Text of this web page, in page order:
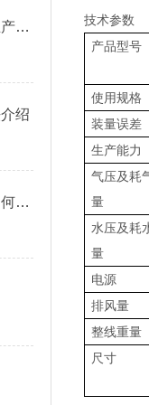
技术参数
产品型号
使用规格
装量误差
生产能力
气压及耗
量
水压及耗
量
电源
排风量
整线重量
尺寸
粉剂联动线：制药工业的高效生产解决方案
绍
粉剂联动线常见的这三个故障如何解决